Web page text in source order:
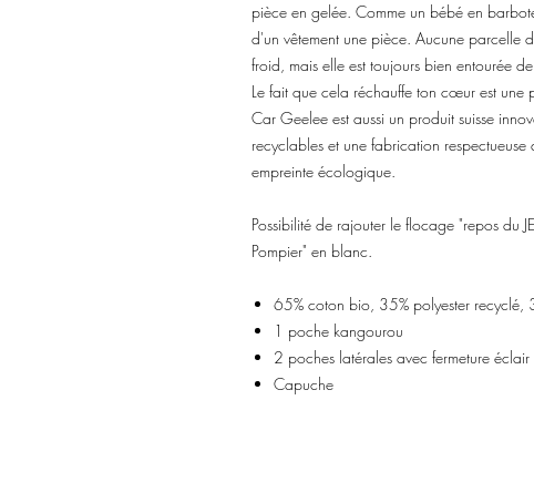
pièce en gelée. Comme un bébé en
d'un vêtement une pièce. Aucune parcelle
froid, mais elle est toujours bien entourée
Le fait que cela réchauffe ton cœur est une
Car Geelee est aussi un produit suisse
recyclables et une fabrication
empreinte écologique.
Possibilité de rajouter le flocage "repos du
Pompier" en blanc.
65% coton bio, 35% polyester
1 poche kangourou
2 poches latérales avec fermeture éclair
Capuche